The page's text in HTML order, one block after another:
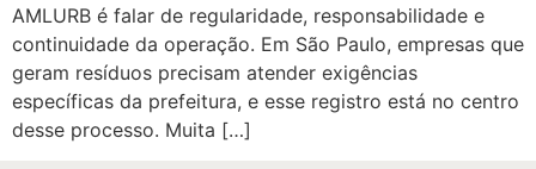
AMLURB é falar de regularidade, responsabilidade e
continuidade da operação. Em São Paulo, empresas que
geram resíduos precisam atender exigências
específicas da prefeitura, e esse registro está no centro
desse processo. Muita […]